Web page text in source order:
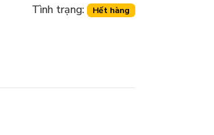
Tình trạng: Hết hàng